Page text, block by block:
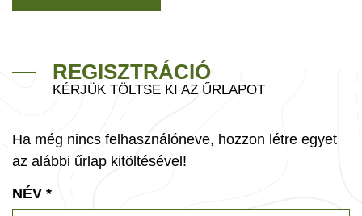
REGISZTRÁCIÓ
KÉRJÜK TÖLTSE KI AZ ŰRLAPOT
Ha még nincs felhasználóneve, hozzon létre egyet
az alábbi űrlap kitöltésével!
NÉV *